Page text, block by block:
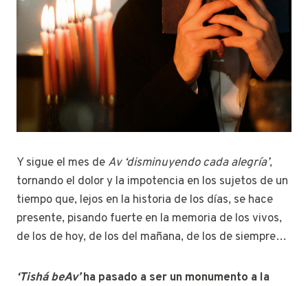
Y sigue el mes de Av ‘disminuyendo cada alegría’,
tornando el dolor y la impotencia en los sujetos de un
tiempo que, lejos en la historia de los días, se hace
presente, pisando fuerte en la memoria de los vivos,
de los de hoy, de los del mañana, de los de siempre…
‘Tishá beAv’ ha pasado a ser un monumento a la